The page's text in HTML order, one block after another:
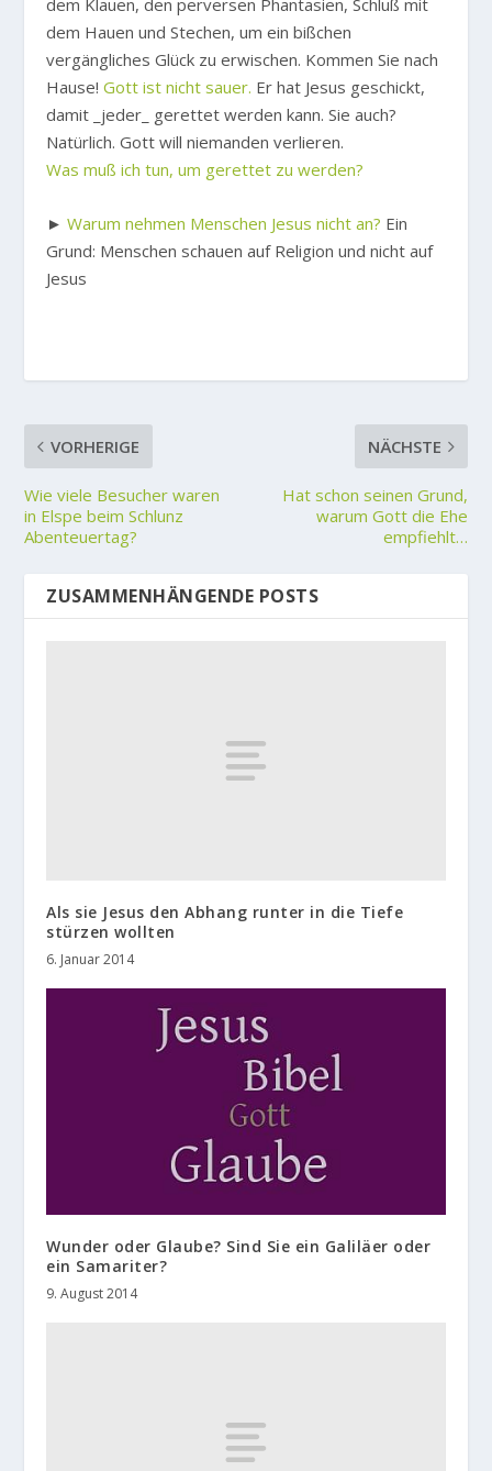
dem Klauen, den perversen Phantasien, Schluß mit
dem Hauen und Stechen, um ein bißchen
vergängliches Glück zu erwischen. Kommen Sie nach
Hause!Gott ist nicht sauer. Er hat Jesus geschickt,
damit _jeder_ gerettet werden kann. Sie auch?
Natürlich. Gott will niemanden verlieren.
Was muß ich tun, um gerettet zu werden?
►Warum nehmen Menschen Jesus nicht an? Ein
Grund: Menschen schauen auf Religion und nicht auf
Jesus
VORHERIGE
Wie viele Besucher waren
in Elspe beim Schlunz
Abenteuertag?
NÄCHSTE
Hat schon seinen Grund,
warum Gott die Ehe
empfiehlt…
ZUSAMMENHÄNGENDE POSTS
Als sie Jesus den Abhang runter in die Tiefe
stürzen wollten
6. Januar 2014
Wunder oder Glaube? Sind Sie ein Galiläer oder
ein Samariter?
9. August 2014